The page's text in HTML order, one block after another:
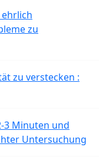
zu
zu verstecken :
Minuten und
Untersuchung